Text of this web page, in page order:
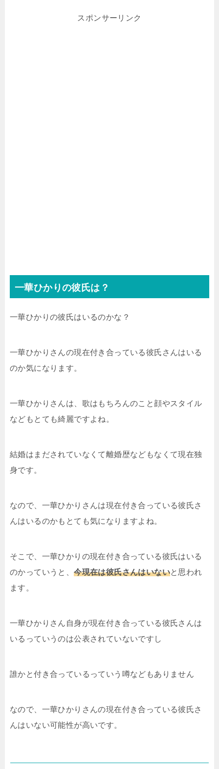
スポンサーリンク
一華ひかりの彼氏は？
一華ひかりの彼氏はいるのかな？
一華ひかりさんの現在付き合っている彼氏さんはいる
のか気になります。
一華ひかりさんは、歌はもちろんのこと顔やスタイル
などもとても綺麗ですよね。
結婚はまだされていなくて離婚歴などもなくて現在独
身です。
なので、一華ひかりさんは現在付き合っている彼氏さ
んはいるのかもとても気になりますよね。
そこで、一華ひかりの現在付き合っている彼氏はいる
のかっていうと、今現在は彼氏さんはいないと思われ
ます。
一華ひかりさん自身が現在付き合っている彼氏さんは
いるっていうのは公表されていないですし
誰かと付き合っているっていう噂などもありません
なので、一華ひかりさんの現在付き合っている彼氏さ
んはいない可能性が高いです。